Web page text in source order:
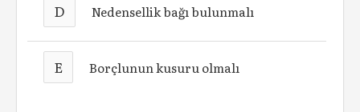
D Nedensellik bağı bulunmalı
E Borçlunun kusuru olmalı